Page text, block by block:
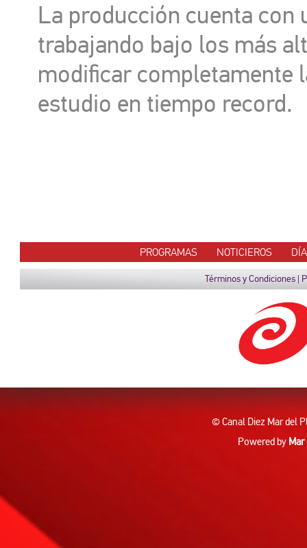
La producción cuenta con
trabajando bajo los más
modificar completamente
estudio en tiempo record.
PROGRAMAS NOTICIEROS
Términos y Condiciones |
© Canal Diez Mar del
Powered by